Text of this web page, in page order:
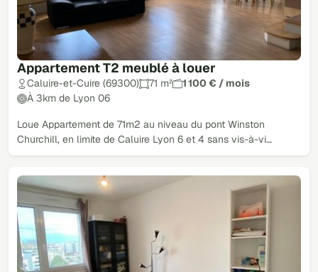
Appartement T2 meublé à louer
Caluire-et-Cuire (69300) 71 m²
1 100 € / mois
À 3km de Lyon 06
Loue Appartement de 71m2 au niveau du pont Winston
Churchill, en limite de Caluire Lyon 6 et 4 sans vis-à-vi…